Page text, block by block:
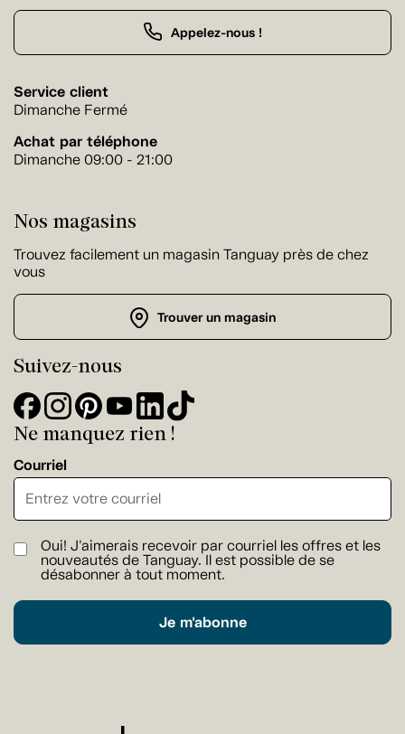
Appelez-nous !
Service client
Dimanche Fermé
Achat par téléphone
Dimanche 09:00 - 21:00
Nos magasins
Trouvez facilement un magasin Tanguay près de chez
vous
Trouver un magasin
Suivez-nous
Ne manquez rien !
Courriel
Oui! J'aimerais recevoir par courriel les offres et les
nouveautés de Tanguay. Il est possible de se
désabonner à tout moment.
Je m'abonne